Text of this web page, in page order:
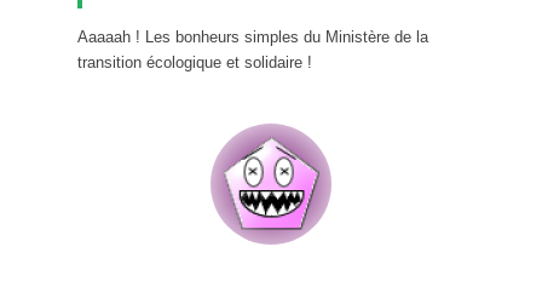
Aaaaah ! Les bonheurs simples du Ministère de la
transition écologique et solidaire !